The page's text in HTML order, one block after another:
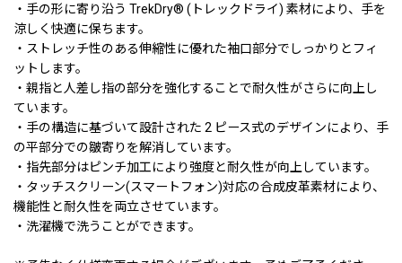
・手の形に寄り沿う TrekDry® (トレックドライ) 素材により、手を
涼しく快適に保ちます。
・ストレッチ性のある伸縮性に優れた袖口部分でしっかりとフィ
ットします。
・親指と人差し指の部分を強化することで耐久性がさらに向上し
ています。
・手の構造に基づいて設計された 2 ピース式のデザインにより、手
の平部分での皺寄りを解消しています。
・指先部分はピンチ加工により強度と耐久性が向上しています。
・タッチスクリーン(スマートフォン)対応の合成皮革素材により、
機能性と耐久性を両立させています。
・洗濯機で洗うことができます。